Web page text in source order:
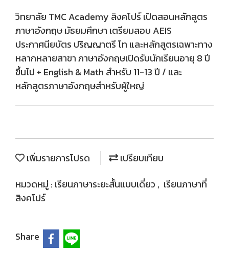
วิทยาลัย TMC Academy สิงคโปร์ เปิดสอนหลักสูตร
ภาษาอังกฤษ มัธยมศึกษา เตรียมสอบ AEIS
ประกาศนียบัตร ปริญญาตรี โท และหลักสูตรเฉพาะทาง
หลากหลายสาขา ภาษาอังกฤษเปิดรับนักเรียนอายุ 8 ปี
ขึ้นไป + English & Math สำหรับ 11-13 ปี / เเละ
หลักสูตรภาษาอังกฤษสำหรับผู้ใหญ่
เพิ่มรายการโปรด
เปรียบเทียบ
หมวดหมู่ : เรียนภาษาระยะสั้นเเบบเดี่ยว , เรียนภาษาที่
สิงคโปร์
Share